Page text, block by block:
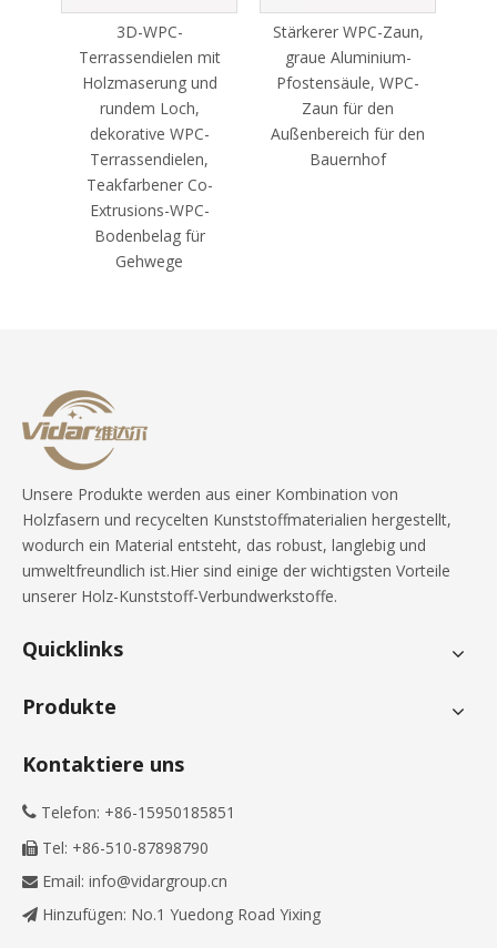
3D-WPC-
Terrassendielen mit
Holzmaserung und
rundem Loch,
dekorative WPC-
Terrassendielen,
Teakfarbener Co-
Extrusions-WPC-
Bodenbelag für
Gehwege
Stärkerer WPC-Zaun,
graue Aluminium-
Pfostensäule, WPC-
Zaun für den
Außenbereich für den
Bauernhof
Unsere Produkte werden aus einer Kombination von
Holzfasern und recycelten Kunststoffmaterialien hergestellt,
wodurch ein Material entsteht, das robust, langlebig und
umweltfreundlich ist.Hier sind einige der wichtigsten Vorteile
unserer Holz-Kunststoff-Verbundwerkstoffe.
Quicklinks
Produkte
Kontaktiere uns
 Telefon: +86-15950185851
 Tel: +86-510-87898790
 Email: info@vidargroup.cn
 Hinzufügen: No.1 Yuedong Road Yixing